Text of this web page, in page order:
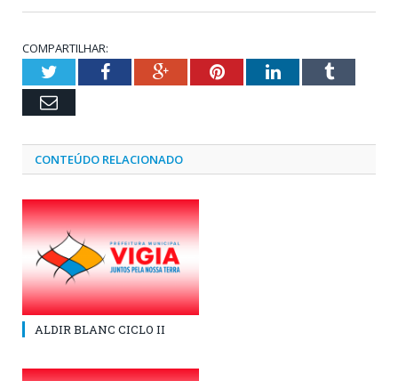
COMPARTILHAR:
TwitterFacebookGoogle+PinterestLinkedInTumblr
Email
CONTEÚDO RELACIONADO
ALDIR BLANC CICLO II